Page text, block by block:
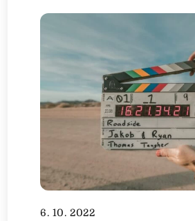
6. 10. 2022